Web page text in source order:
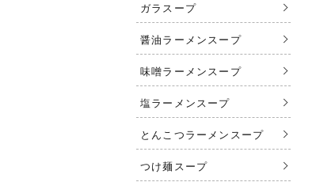
ガラスープ
醤油ラーメンスープ
味噌ラーメンスープ
塩ラーメンスープ
とんこつラーメンスープ
つけ麺スープ